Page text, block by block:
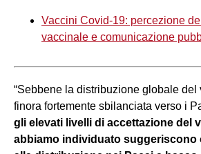
Vaccini Covid-19: percezione
vaccinale e comunicazione
“Sebbene la distribuzione globale del
finora fortemente sbilanciata verso i
gli elevati livelli di accettazione del
abbiamo individuato suggeriscono